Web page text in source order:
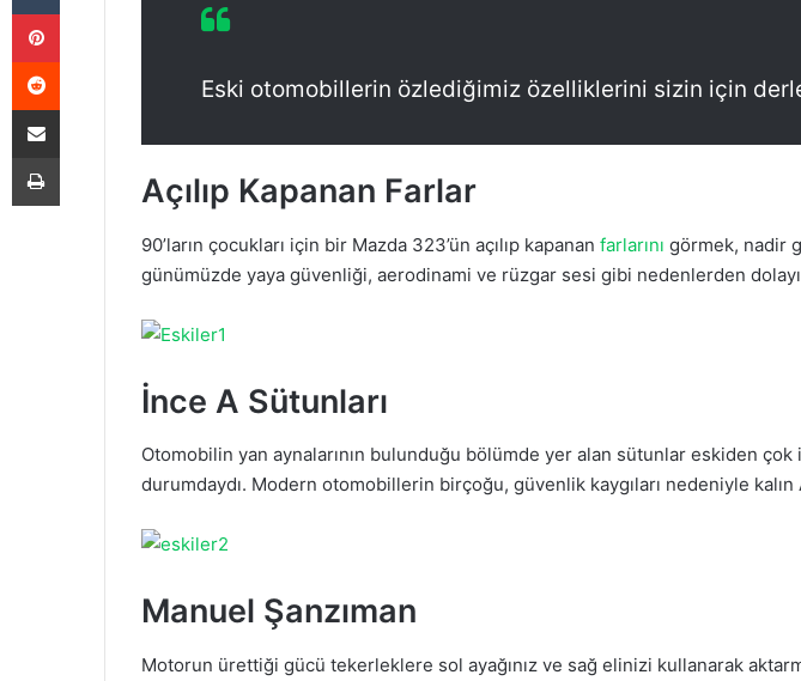
Eski otomobillerin özlediğimiz özelliklerini sizin için
Açılıp Kapanan Farlar
90’ların çocukları için bir Mazda 323’ün açılıp kapanan farlarını görmek, nadir
günümüzde yaya güvenliği, aerodinami ve rüzgar sesi gibi nedenlerden
İnce A Sütunları
Otomobilin yan aynalarının bulunduğu bölümde yer alan sütunlar eskiden
durumdaydı. Modern otomobillerin birçoğu, güvenlik kaygıları nedeniyle
Manuel Şanzıman
Motorun ürettiği gücü tekerleklere sol ayağınız ve sağ elinizi kullanarak
Pinterest
Reddit
E-Posta ile paylaş